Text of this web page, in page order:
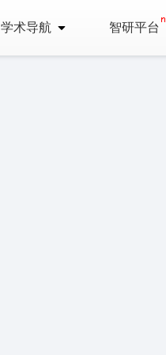
学术导航 智研平台